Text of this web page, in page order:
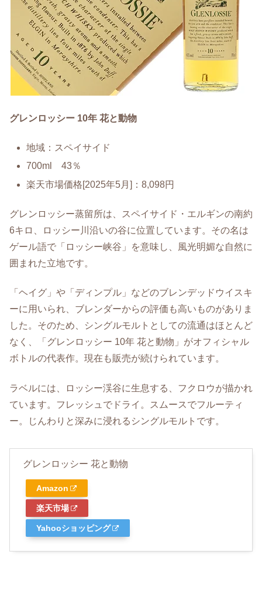
グレンロッシー 10年 花と動物
地域：スペイサイド
700ml 43％
楽天市場価格[2025年5月]：8,098円
グレンロッシー蒸留所は、スペイサイド・エルギンの南約
6キロ、ロッシー川沿いの谷に位置しています。その名は
ゲール語で「ロッシー峡谷」を意味し、風光明媚な自然に
囲まれた立地です。
「ヘイグ」や「ディンプル」などのブレンデッドウイスキ
ーに用いられ、ブレンダーからの評価も高いものがありま
した。そのため、シングルモルトとしての流通はほとんど
なく、「グレンロッシー 10年 花と動物」がオフィシャル
ボトルの代表作。現在も販売が続けられています。
ラベルには、ロッシー渓谷に生息する、フクロウが描かれ
ています。フレッシュでドライ。スムースでフルーティ
ー。じんわりと深みに浸れるシングルモルトです。
グレンロッシー 花と動物
Amazon
楽天市場
Yahooショッピング